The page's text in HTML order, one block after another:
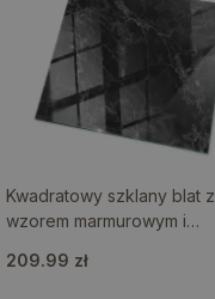
Kwadratowy szklany blat z
wzorem marmurowym i
209.99 zł